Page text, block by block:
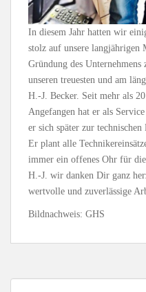
In diesem Jahr hatten wir
stolz auf unsere langjährigen
Gründung des Unternehmens
unseren treuesten und am
H.-J. Becker. Seit mehr als
Angefangen hat er als
er sich später zur
Er plant alle
immer ein offenes Ohr für
H.-J. wir danken Dir ganz
wertvolle und zuverlässige
Bildnachweis: GHS